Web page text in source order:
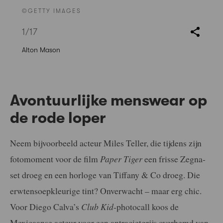
©GETTY IMAGES
1/17
Alton Mason
Avontuurlijke menswear op
de rode loper
Neem bijvoorbeeld acteur Miles Teller, die tijdens zijn
fotomoment voor de film Paper Tigereen frisse Zegna-
set droeg en een horloge van Tiffany & Co droeg. Die
erwtensoepkleurige tint? Onverwacht – maar erg chic.
Voor Diego Calva’s Club Kid-photocall koos de